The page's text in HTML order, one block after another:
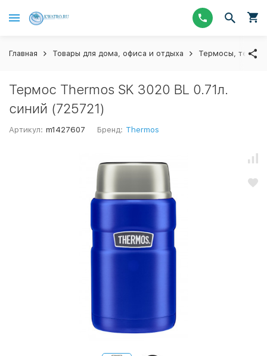
Главная Товары для дома, офиса и отдыха Термосы,
Термос Thermos SK 3020 BL 0.71л.
синий (725721)
Артикул: m1427607 Бренд: Thermos